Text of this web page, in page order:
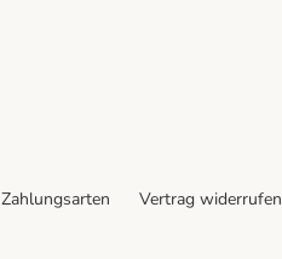
Zahlungsarten
Vertrag widerrufen